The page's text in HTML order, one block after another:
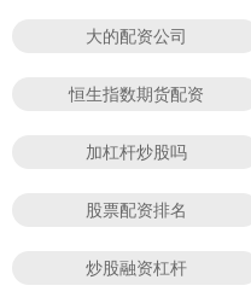
大的配资公司
恒生指数期货配资
加杠杆炒股吗
股票配资排名
炒股融资杠杆